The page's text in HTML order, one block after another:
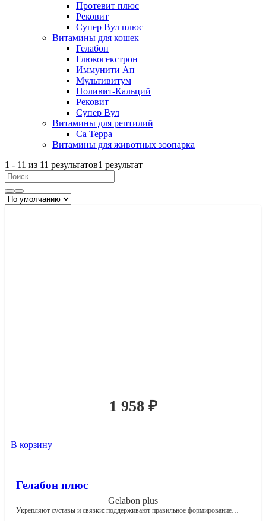
Протевит плюс
Рековит
Супер Вул плюс
Витамины для кошек
Гелабон
Глюкогекстрон
Иммунити Ап
Мультивитум
Поливит-Кальций
Рековит
Супер Вул
Витамины для рептилий
Са Терра
Витамины для животных зоопарка
1 - 11 из 11 результатов1 результат
1 958 ₽
В корзину
Гелабон плюс
Gelabon plus
Укрепляют суставы и связки: поддерживают правильное формирование…